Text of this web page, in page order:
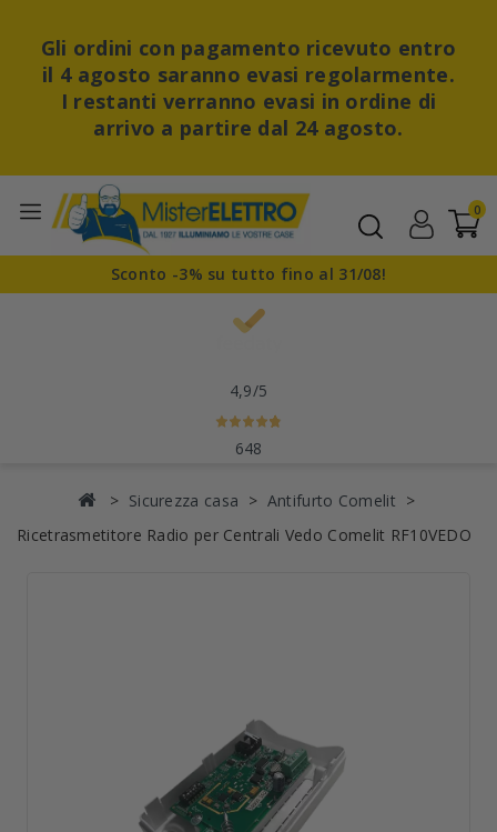
Gli ordini con pagamento ricevuto entro
il 4 agosto saranno evasi regolarmente.
I restanti verranno evasi in ordine di
arrivo a partire dal 24 agosto.
0
Sconto -3% su tutto fino al 31/08!
4,9/5
648
Sicurezza casa
Antifurto Comelit
Ricetrasmetitore Radio per Centrali Vedo Comelit RF10VEDO